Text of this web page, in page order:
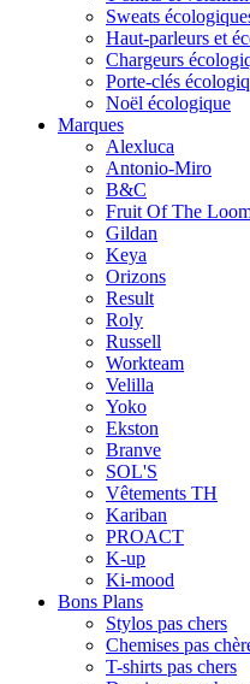
Sweats
Haut-parleurs et
Chargeurs
Porte-clés
Noël écologique
Marques
Alexluca
Antonio-Miro
B&C
Fruit Of The
Gildan
Keya
Orizons
Result
Roly
Russell
Workteam
Velilla
Yoko
Ekston
Branve
SOL'S
Vêtements TH
Kariban
PROACT
K-up
Ki-mood
Bons Plans
Stylos pas chers
Chemises pas
T-shirts pas chers